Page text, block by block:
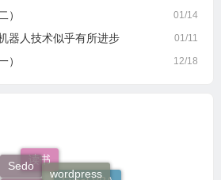
01/14
）
01/11
器人技术似乎有所进步
12/18
）
读书
Sedo
wordpress